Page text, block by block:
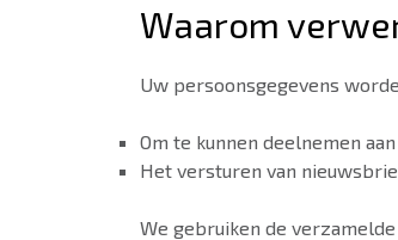
Waarom
Uw persoonsgegevens
Om te kunnen deelnemen
Het versturen van
We gebruiken de